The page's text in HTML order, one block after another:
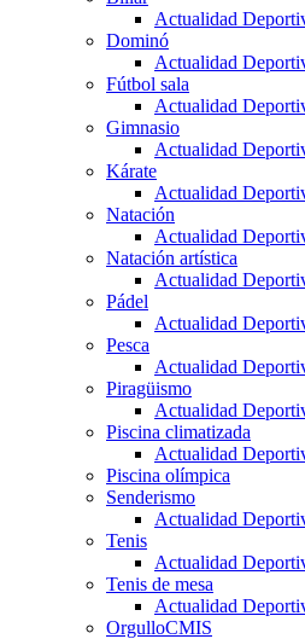
Actualidad
Dominó
Actualidad
Fútbol sala
Actualidad
Gimnasio
Actualidad
Kárate
Actualidad
Natación
Actualidad
Natación artística
Actualidad
Pádel
Actualidad
Pesca
Actualidad
Piragüismo
Actualidad
Piscina climatizada
Actualidad
Piscina olímpica
Senderismo
Actualidad
Tenis
Actualidad
Tenis de mesa
Actualidad
OrgulloCMIS